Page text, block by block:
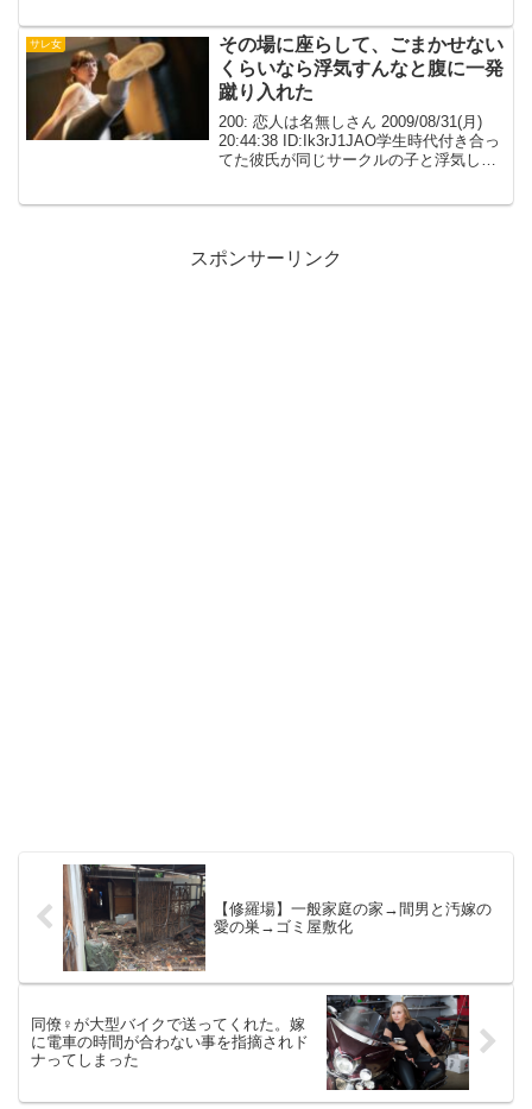
ないから、マ...
サレ女
その場に座らして、ごまかせない
くらいなら浮気すんなと腹に一発
蹴り入れた
200: 恋人は名無しさん 2009/08/31(月)
20:44:38 ID:Ik3rJ1JAO学生時代付き合っ
てた彼氏が同じサークルの子と浮気し
スポンサーリンク
【修羅場】一般家庭の家→間男と汚嫁の
愛の巣→ゴミ屋敷化
同僚♀が大型バイクで送ってくれた。嫁
に電車の時間が合わない事を指摘されド
ナってしまった